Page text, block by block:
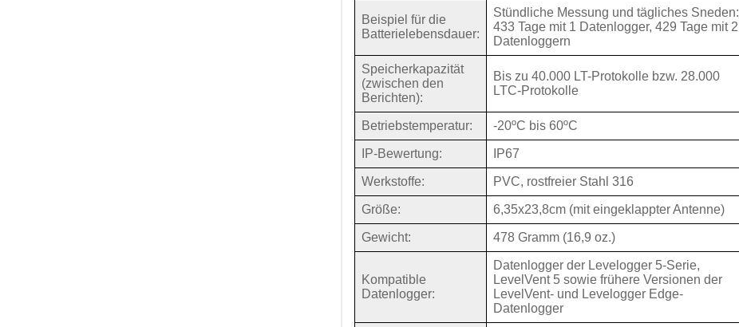
Beispiel für die
Batterielebensdauer:
Stündliche Messung und tägliches Sneden:
433 Tage mit 1 Datenlogger, 429 Tage mit 2
Datenloggern
Speicherkapazität
(zwischen den
Berichten):
Bis zu 40.000 LT-Protokolle bzw. 28.000
LTC-Protokolle
Betriebstemperatur: -20ºC bis 60ºC
IP-Bewertung: IP67
Werkstoffe: PVC, rostfreier Stahl 316
Größe: 6,35x23,8cm (mit eingeklappter Antenne)
Gewicht: 478 Gramm (16,9 oz.)
Kompatible
Datenlogger:
Datenlogger der Levelogger 5-Serie,
LevelVent 5 sowie frühere Versionen der
LevelVent- und Levelogger Edge-
Datenlogger